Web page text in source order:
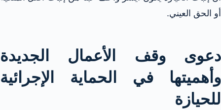
أو الحق العيني.​​
دعوى وقف الأعمال الجديدة
وأهميتها في الحماية الإجرائية
للحيازة